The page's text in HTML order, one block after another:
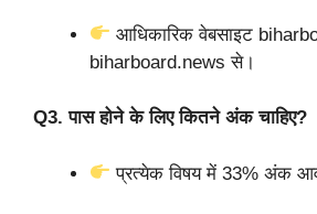
आधिकारिक वेबसाइट
biharboard.news से।
Q3. पास होने के लिए कितने अंक चाहिए?
प्रत्येक विषय में 33% अंक